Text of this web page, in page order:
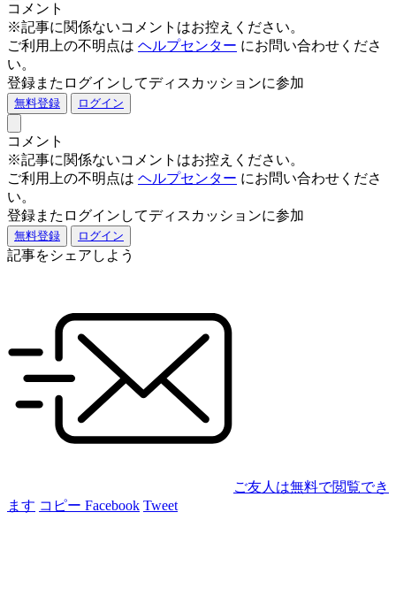
コメント
※記事に関係ないコメントはお控えください。
ご利用上の不明点は ヘルプセンター にお問い合わせくださ
い。
登録またログインしてディスカッションに参加
無料登録 ログイン
コメント
※記事に関係ないコメントはお控えください。
ご利用上の不明点は ヘルプセンター にお問い合わせくださ
い。
登録またログインしてディスカッションに参加
無料登録 ログイン
記事をシェアしよう
ご友人は無料で閲覧でき
ます コピー Facebook Tweet